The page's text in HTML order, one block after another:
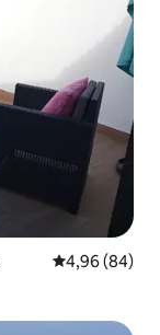
Vidējais
4,96 (84)